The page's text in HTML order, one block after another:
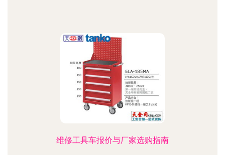
维修工具车报价与厂家选购指南